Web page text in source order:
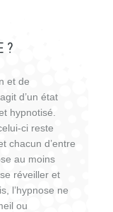
?
et de
d’un état
hypnotisé.
ci reste
chacun d’entre
au moins
réveiller et
l’hypnose ne
ou